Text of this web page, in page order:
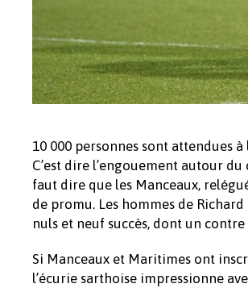
10 000 personnes sont attendues
C’est dire l’engouement autour
faut dire que les Manceaux,
de promu. Les hommes de
nuls et neuf succès, dont un
Si Manceaux et Maritimes ont
l’écurie sarthoise impressionne